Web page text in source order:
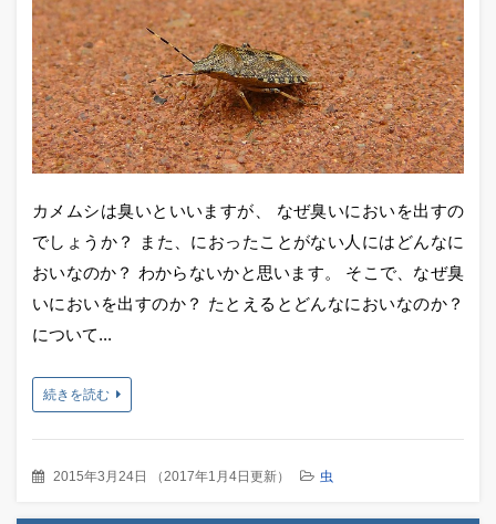
カメムシは臭いといいますが、 なぜ臭いにおいを出すの
でしょうか？ また、におったことがない人にはどんなに
おいなのか？ わからないかと思います。 そこで、なぜ臭
いにおいを出すのか？ たとえるとどんなにおいなのか？
について...
続きを読む
2015年3月24日 （2017年1月4日更新） 虫